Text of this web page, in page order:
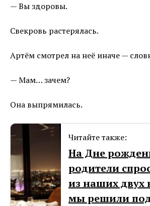
— Вы здоровы.
Свекровь растерялась.
Артём смотрел на неё иначе —
— Мам… зачем?
Она выпрямилась.
Читайте также:
На Дне
родители
из наших двух
мы решили